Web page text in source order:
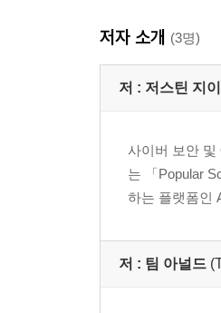
__TCP 프록시 구현
____시험해 보기
__파라미코를 이용
____시험해 보기
3장. 스니핑 도구 제
__윈도우 및 리눅
저자 소개 (3명)
저 : 저스틴 지
사이버 보안
는 「Popular
하는 플랫폼인
저 : 팀 아널드